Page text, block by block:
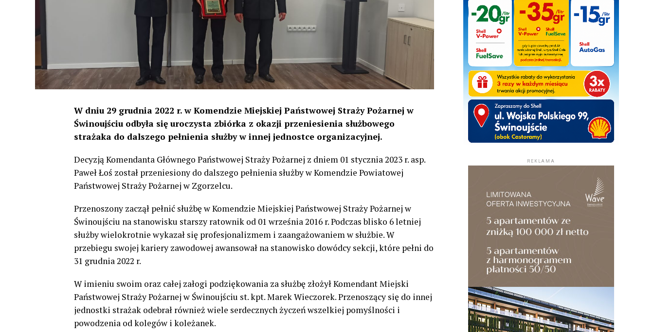
W dniu 29 grudnia 2022 r. w Komendzie Miejskiej Państwowej Straży Pożarnej w
Świnoujściu odbyła się uroczysta zbiórka z okazji przeniesienia służbowego
strażaka do dalszego pełnienia służby w innej jednostce organizacyjnej.
Decyzją Komendanta Głównego Państwowej Straży Pożarnej z dniem 01 stycznia 2023 r. asp.
Paweł Łoś został przeniesiony do dalszego pełnienia służby w Komendzie Powiatowej
Państwowej Straży Pożarnej w Zgorzelcu.
Przenoszony zaczął pełnić służbę w Komendzie Miejskiej Państwowej Straży Pożarnej w
Świnoujściu na stanowisku starszy ratownik od 01 września 2016 r. Podczas blisko 6 letniej
służby wielokrotnie wykazał się profesjonalizmem i zaangażowaniem w służbie. W
przebiegu swojej kariery zawodowej awansował na stanowisko dowódcy sekcji, które pełni do
31 grudnia 2022 r.
W imieniu swoim oraz całej załogi podziękowania za służbę złożył Komendant Miejski
Państwowej Straży Pożarnej w Świnoujściu st. kpt. Marek Wieczorek. Przenoszący się do innej
jednostki strażak odebrał również wiele serdecznych życzeń wszelkiej pomyślności i
powodzenia od kolegów i koleżanek.
REKLAMA